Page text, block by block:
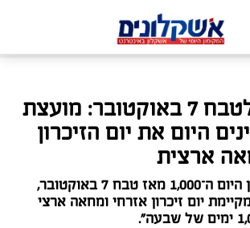
1,000 ימים לטבח 7 באוקטובר: מועצת
היום את יום הזיכרון
ארצית
היום (חמישי) מצוין היום ה־1,000 מאז טבח 7 באוקטובר,
יום זיכרון אזרחי ומחאה ארצי